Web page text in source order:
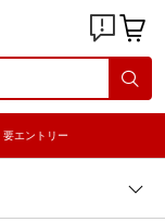
要エントリー